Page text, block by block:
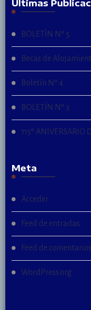
Ultimas
BOLETÍN Nº 5
Becas de
Boletín Nº 4
BOLETÍN Nº 3
115º ANIVERSARIO
Meta
Acceder
Feed de entradas
Feed de comentarios
WordPress.org